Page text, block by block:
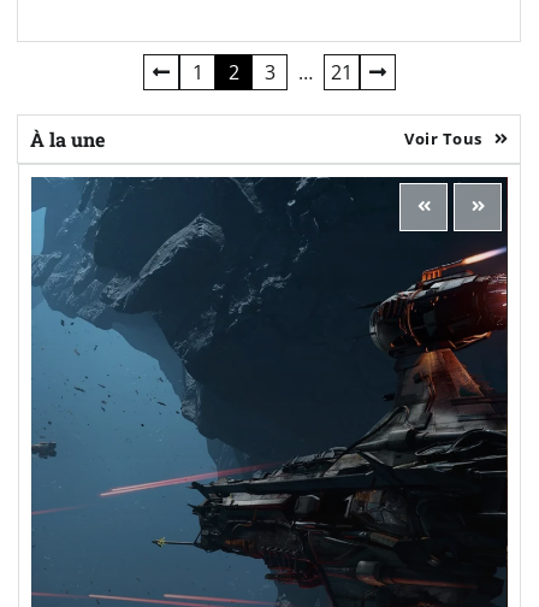
Pagination
des
publications
1 2 3 … 21
À la une Voir Tous